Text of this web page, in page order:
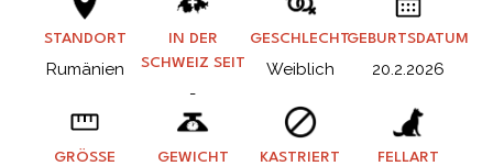
STANDORT
Rumänien
IN DER
SCHWEIZ SEIT
-
GESCHLECHT
Weiblich
GEBURTSDATUM
20.2.2026
GRÖSSE GEWICHT KASTRIERT FELLART